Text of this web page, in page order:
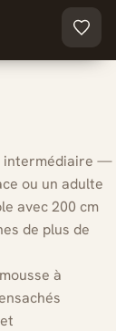
intermédiaire —
ou un adulte
avec 200 cm
de plus de
à